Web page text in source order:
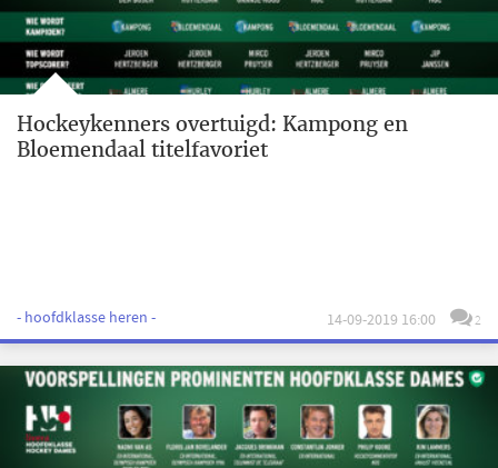
Hockeykenners overtuigd: Kampong en
Bloemendaal titelfavoriet
- hoofdklasse heren - 14-09-2019 16:00 2